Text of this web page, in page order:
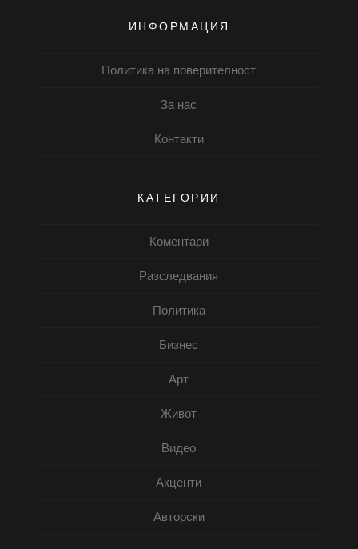
ИНФОРМАЦИЯ
Политика на поверителност
За нас
Контакти
КАТЕГОРИИ
Коментари
Разследвания
Политика
Бизнес
Арт
Живот
Видео
Акценти
Авторски